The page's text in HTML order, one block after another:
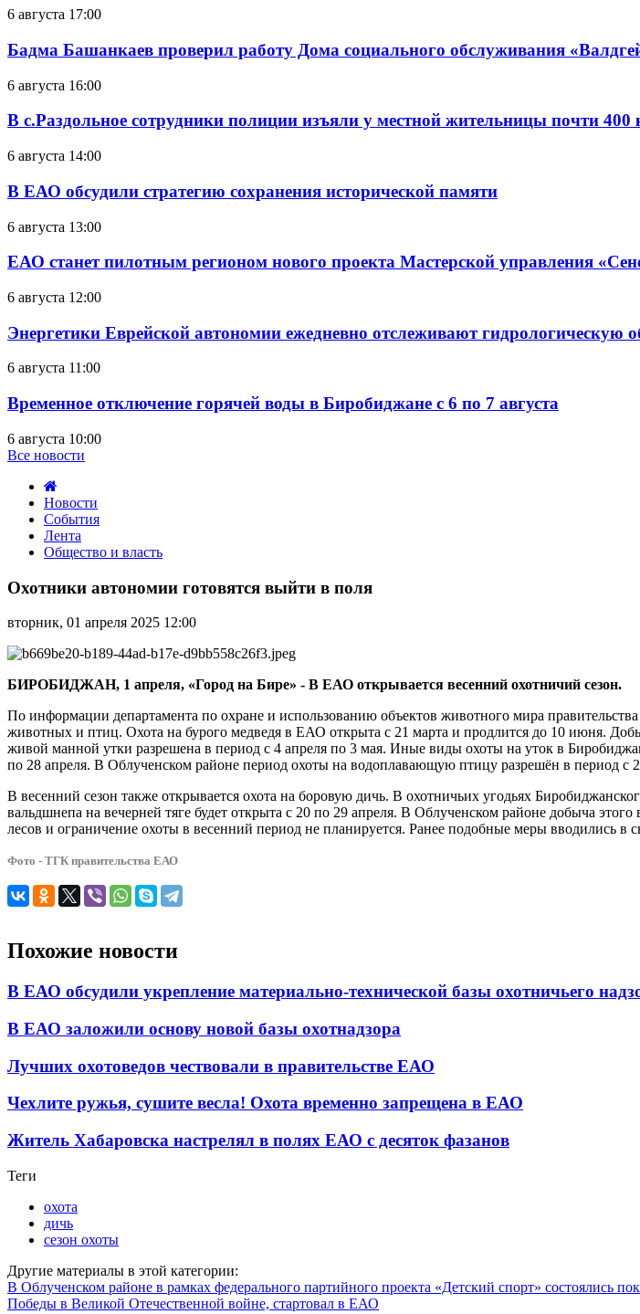
6 августа 17:00
Бадма Башанкаев проверил работу Дома социального обслуживания
6 августа 16:00
В с.Раздольное сотрудники полиции изъяли у местной жительницы почти 400
6 августа 14:00
В ЕАО обсудили стратегию сохранения исторической памяти
6 августа 13:00
ЕАО станет пилотным регионом нового проекта Мастерской управления
6 августа 12:00
Энергетики Еврейской автономии ежедневно отслеживают гидрологическую
6 августа 11:00
Временное отключение горячей воды в Биробиджане с 6 по 7 августа
6 августа 10:00
Все новости
Новости
События
Лента
Общество и власть
автономии
выйти
поля
Охотники автономии готовятся выйти в поля
вторник, 01 апреля 2025 12:00
БИРОБИДЖАН, 1 апреля, «Город на Бире» - В ЕАО открывается весенний охотничий сезон.
По информации департамента по охране и использованию объектов животного мира
животных и птиц. Охота на бурого медведя в ЕАО открыта с 21 марта и продлится до 10 июня.
живой манной утки разрешена в период с 4 апреля по 3 мая. Иные виды охоты на уток в
по 28 апреля. В Облученском районе период охоты на водоплавающую птицу разрешён в период с
В весенний сезон также открывается охота на боровую дичь. В охотничьих угодьях
вальдшнепа на вечерней тяге будет открыта с 20 по 29 апреля. В Облученском районе добыча
лесов и ограничение охоты в весенний период не планируется. Ранее подобные меры вводились
Фото - ТГК правительства ЕАО
Похожие новости
В ЕАО обсудили укрепление материально-технической базы охотничьего
В ЕАО заложили основу новой базы охотнадзора
Лучших охотоведов чествовали в правительстве ЕАО
Чехлите ружья, сушите весла! Охота временно запрещена в ЕАО
Житель Хабаровска настрелял в полях ЕАО с десяток фазанов
Теги
охота
дичь
сезон охоты
Другие материалы в этой категории:
В Облученском районе в рамках федерального партийного проекта «Детский спорт» состоялись
Победы в Великой Отечественной войне, стартовал в ЕАО